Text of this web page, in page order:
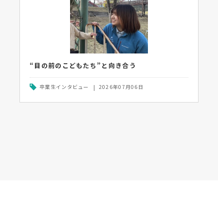
“目の前のこどもたち”と向き合う
卒業生インタビュー 2026年07月06日